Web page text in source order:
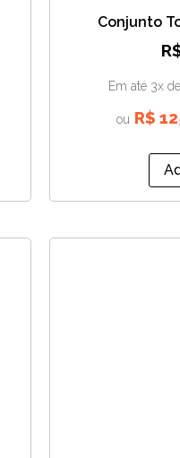
Conjunto
Em até 3x de
ou R$